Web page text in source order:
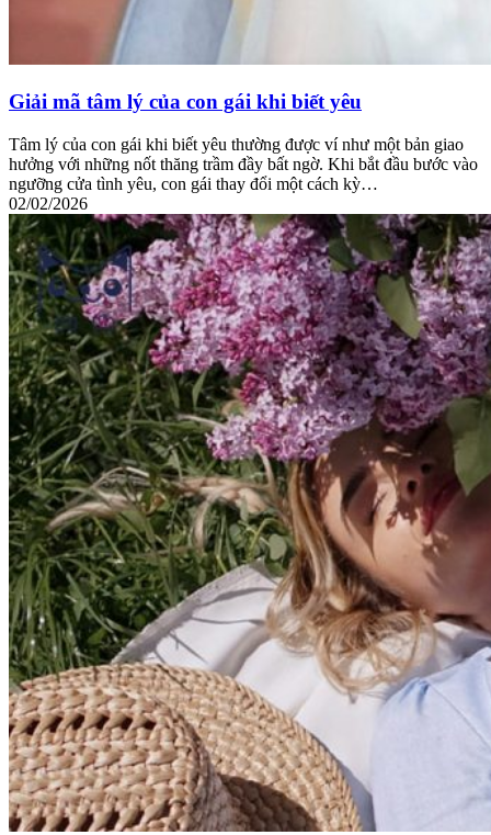
Giải mã tâm lý của con gái khi biết yêu
Tâm lý của con gái khi biết yêu thường được ví như một bản giao
hưởng với những nốt thăng trầm đầy bất ngờ. Khi bắt đầu bước vào
ngưỡng cửa tình yêu, con gái thay đổi một cách kỳ…
02/02/2026